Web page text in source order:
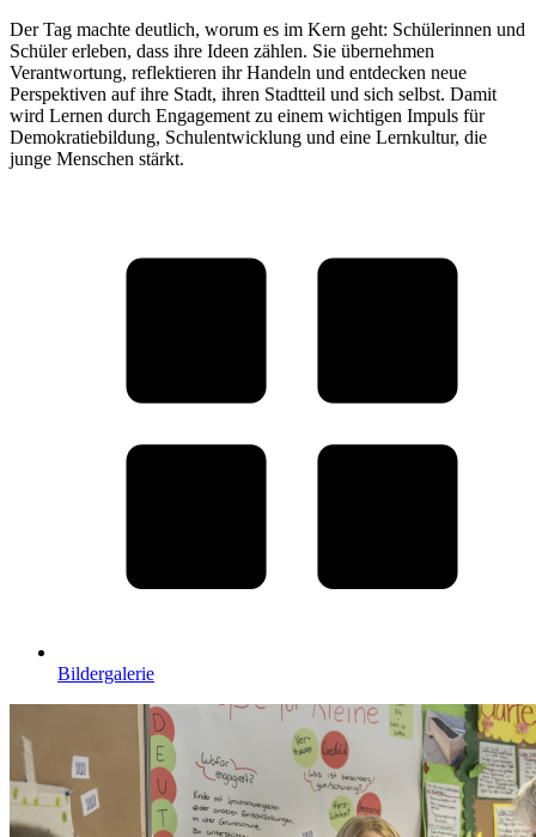
Der Tag machte deutlich, worum es im Kern geht: Schülerinnen und
Schüler erleben, dass ihre Ideen zählen. Sie übernehmen
Verantwortung, reflektieren ihr Handeln und entdecken neue
Perspektiven auf ihre Stadt, ihren Stadtteil und sich selbst. Damit
wird Lernen durch Engagement zu einem wichtigen Impuls für
Demokratiebildung, Schulentwicklung und eine Lernkultur, die
junge Menschen stärkt.
Bildergalerie